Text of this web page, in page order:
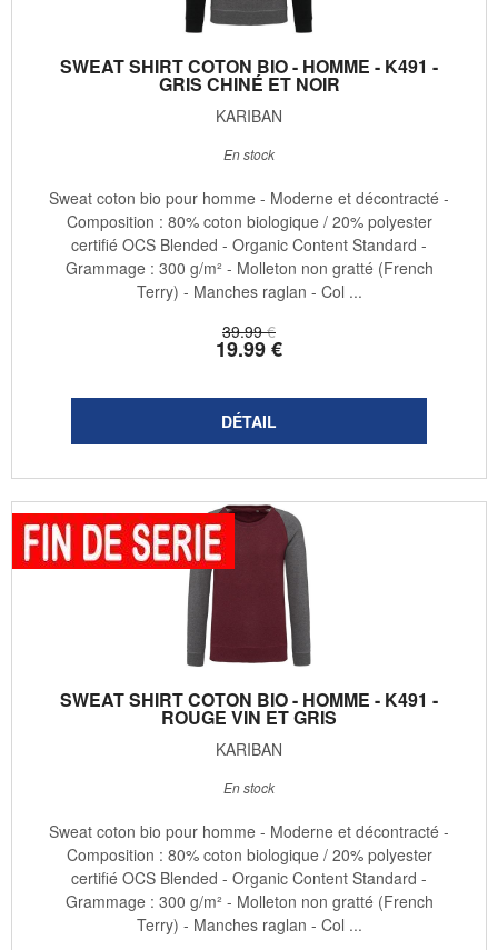
SWEAT SHIRT COTON BIO - HOMME - K491 -
GRIS CHINÉ ET NOIR
KARIBAN
39.99 €
19.99€
En stock
Sweat coton bio pour homme - Moderne et décontracté -
Composition : 80% coton biologique / 20% polyester
certifié OCS Blended - Organic Content Standard -
Grammage : 300 g/m² - Molleton non gratté (French
Terry) - Manches raglan - Col ...
SWEAT SHIRT COTON BIO - HOMME - K491 -
ROUGE VIN ET GRIS
KARIBAN
En stock
Sweat coton bio pour homme - Moderne et décontracté -
Composition : 80% coton biologique / 20% polyester
certifié OCS Blended - Organic Content Standard -
Grammage : 300 g/m² - Molleton non gratté (French
Terry) - Manches raglan - Col ...